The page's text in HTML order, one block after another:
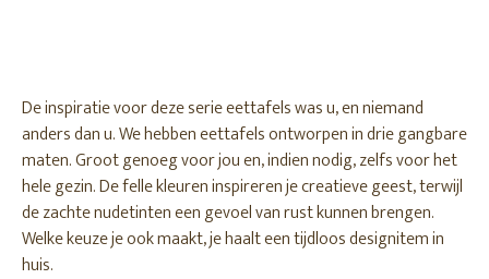
De inspiratie voor deze serie eettafels was u, en niemand
anders dan u. We hebben eettafels ontworpen in drie gangbare
maten. Groot genoeg voor jou en, indien nodig, zelfs voor het
hele gezin. De felle kleuren inspireren je creatieve geest, terwijl
de zachte nudetinten een gevoel van rust kunnen brengen.
Welke keuze je ook maakt, je haalt een tijdloos designitem in
huis.